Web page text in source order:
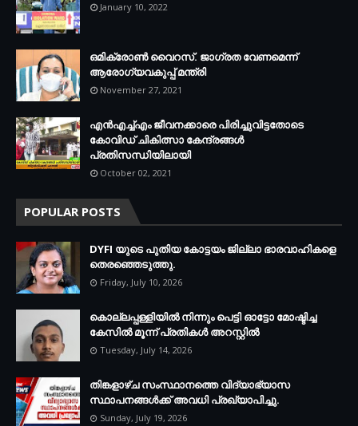
January 10, 2022
ഒമിക്രോണ്‍ വൈറസ്. ജാഗ്രത വേണമെന്ന്
ആരോഗ്യവകുപ്പ് മന്ത്രി
November 27, 2021
എന്‍എച്ച്എം ജീവനക്കാരെ പിരിച്ചുവിട്ടതോടെ
കോവിഡ് ചികിത്സാ കേന്ദ്രങ്ങള്‍
പ്രതിസന്ധിയിലായി
October 02, 2021
POPULAR POSTS
DYFI യുടെ പുതിയ കോട്ടയം ജില്ലാ ഭാരവാഹികളെ
തെരഞ്ഞെടുത്തു.
Friday, July 10, 2026
കൊല്ലപ്പള്ളിയില്‍ നിന്നും പെട്ടി ഓട്ടോ മോഷ്ടിച്ച
കേസില്‍ മൂന്ന് പ്രതികള്‍ അറസ്റ്റില്‍
Tuesday, July 14, 2026
തിങ്കളാഴ്ച സംസ്ഥാനത്തെ വിദ്യാഭ്യാസ
സ്ഥാപനങ്ങള്‍ക്ക് അവധി പ്രഖ്യാപിച്ചു.
Sunday, July 19, 2026